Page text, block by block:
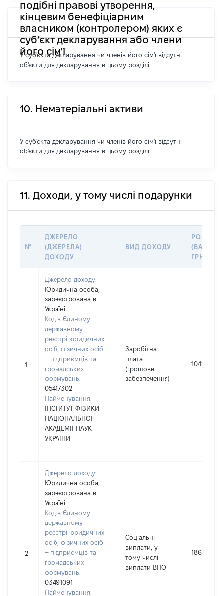
подібні правові утворення,
кінцевим бенефіціарним
власником (контролером) яких є
суб’єкт декларування або члени
його сім'ї
У суб'єкта декларування чи членів його сім'ї відсутні
об'єкти для декларування в цьому розділі.
10. Нематеріальні активи
У суб'єкта декларування чи членів його сім'ї відсутні
об'єкти для декларування в цьому розділі.
11. Доходи, у тому числі подарунки
№
ДЖЕРЕЛО
(ДЖЕРЕЛА)
ДОХОДУ
ВИД ДОХОДУ
РОЗМІР
ГРН
1
Джерело доходу:
Юридична особа,
зареєстрована в
Україні
Код в Єдиному
державному
реєстрі юридичних
осіб, фізичних осіб
– підприємців та
громадських
формувань:
05417302
Найменування:
ІНСТИТУТ ФІЗИКИ
НАЦІОНАЛЬНОЇ
АКАДЕМІЇ НАУК
УКРАЇНИ
Заробітна
плата
(грошове
забезпечення)
104225
2
Джерело доходу:
Юридична особа,
зареєстрована в
Україні
Код в Єдиному
державному
реєстрі юридичних
осіб, фізичних осіб
– підприємців та
громадських
формувань:
03491091
Найменування:
Соціальні
виплати, у
тому числі
виплати ВПО
18697